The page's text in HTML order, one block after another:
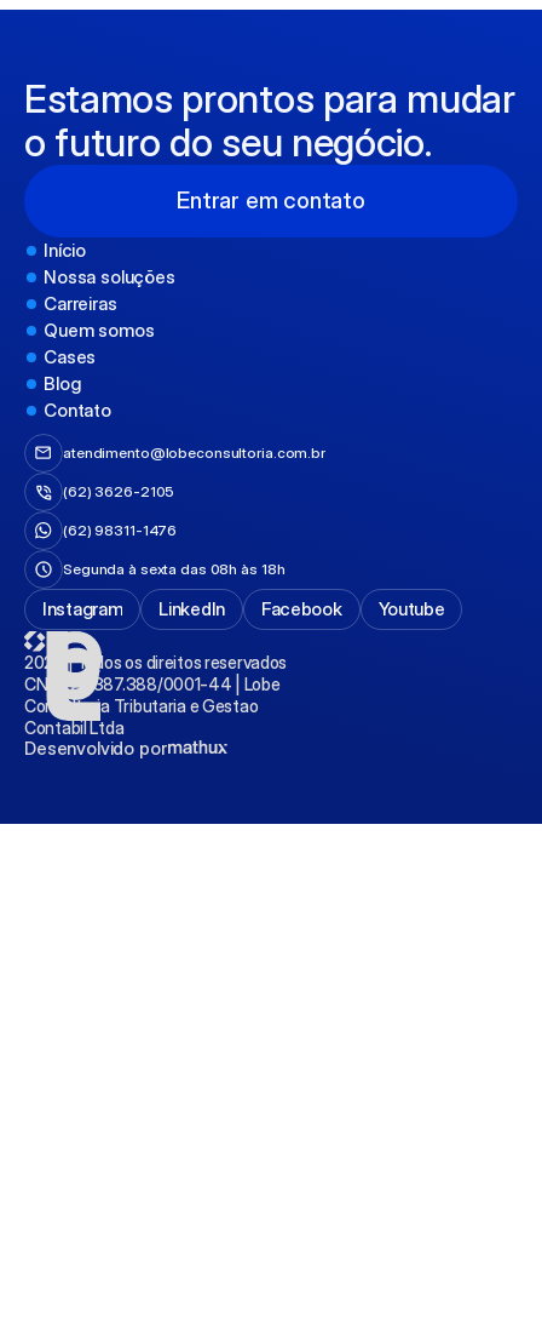
Estamos prontos para mudar
o futuro do seu negócio.
Entrar em contato
Início
Nossa soluções
Carreiras
Quem somos
Cases
Blog
Contato
atendimento@lobeconsultoria.com.br
(62) 3626-2105
(62) 98311-1476
Segunda à sexta das 08h às 18h
2025 | Todos os direitos reservados
CNPJ 28.387.388/0001-44 | Lobe
Consultoria Tributaria e Gestao
Contabil Ltda
Instagram LinkedIn Facebook Youtube
Desenvolvido por